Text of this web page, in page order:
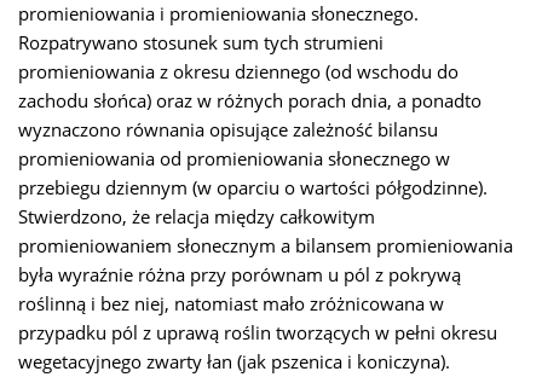
promieniowania i promieniowania słonecznego.
Rozpatrywano stosunek sum tych strumieni
promieniowania z okresu dziennego (od wschodu do
zachodu słońca) oraz w różnych porach dnia, a ponadto
wyznaczono równania opisujące zależność bilansu
promieniowania od promieniowania słonecznego w
przebiegu dziennym (w oparciu o wartości półgodzinne).
Stwierdzono, że relacja między całkowitym
promieniowaniem słonecznym a bilansem promieniowania
była wyraźnie różna przy porównam u pól z pokrywą
roślinną i bez niej, natomiast mało zróżnicowana w
przypadku pól z uprawą roślin tworzących w pełni okresu
wegetacyjnego zwarty łan (jak pszenica i koniczyna).